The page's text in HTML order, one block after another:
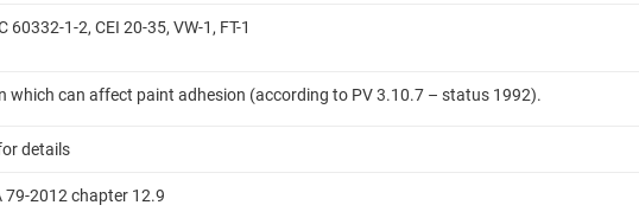
60332-1-2, CEI 20-35, VW-1, FT-1
which can affect paint adhesion (according to PV 3.10.7 – status 1992).
details
79-2012 chapter 12.9